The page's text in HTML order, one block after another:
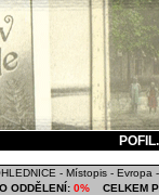
- Místopis - Evropa
ODDĚLENÍ: 0% CELKEM